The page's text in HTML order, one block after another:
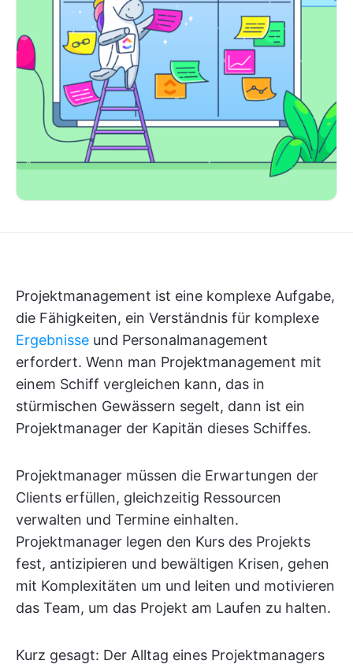
Projektmanagement ist eine komplexe Aufgabe,
die Fähigkeiten, ein Verständnis für komplexe
Ergebnisse und Personalmanagement
erfordert. Wenn man Projektmanagement mit
einem Schiff vergleichen kann, das in
stürmischen Gewässern segelt, dann ist ein
Projektmanager der Kapitän dieses Schiffes.
Projektmanager müssen die Erwartungen der
Clients erfüllen, gleichzeitig Ressourcen
verwalten und Termine einhalten.
Projektmanager legen den Kurs des Projekts
fest, antizipieren und bewältigen Krisen, gehen
mit Komplexitäten um und leiten und motivieren
das Team, um das Projekt am Laufen zu halten.
Kurz gesagt: Der Alltag eines Projektmanagers